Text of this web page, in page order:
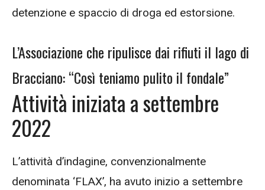
detenzione e spaccio di droga ed estorsione.
L’Associazione che ripulisce dai rifiuti il lago di
Bracciano: “Così teniamo pulito il fondale”
Attività iniziata a settembre
2022
L’attività d’indagine, convenzionalmente
denominata ‘FLAX’, ha avuto inizio a settembre